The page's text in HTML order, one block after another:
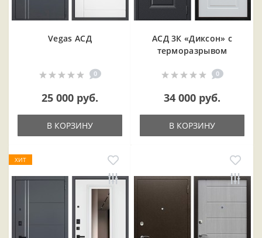
Vegas АСД
0
25 000 руб.
В КОРЗИНУ
АСД 3К «Диксон» с
терморазрывом
0
34 000 руб.
В КОРЗИНУ
ХИТ